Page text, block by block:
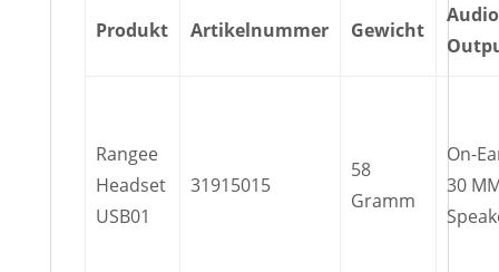
Produkt Artikelnummer Gewicht
Audio
Rangee
Headset
USB01
31915015
58
Gramm
On-
30